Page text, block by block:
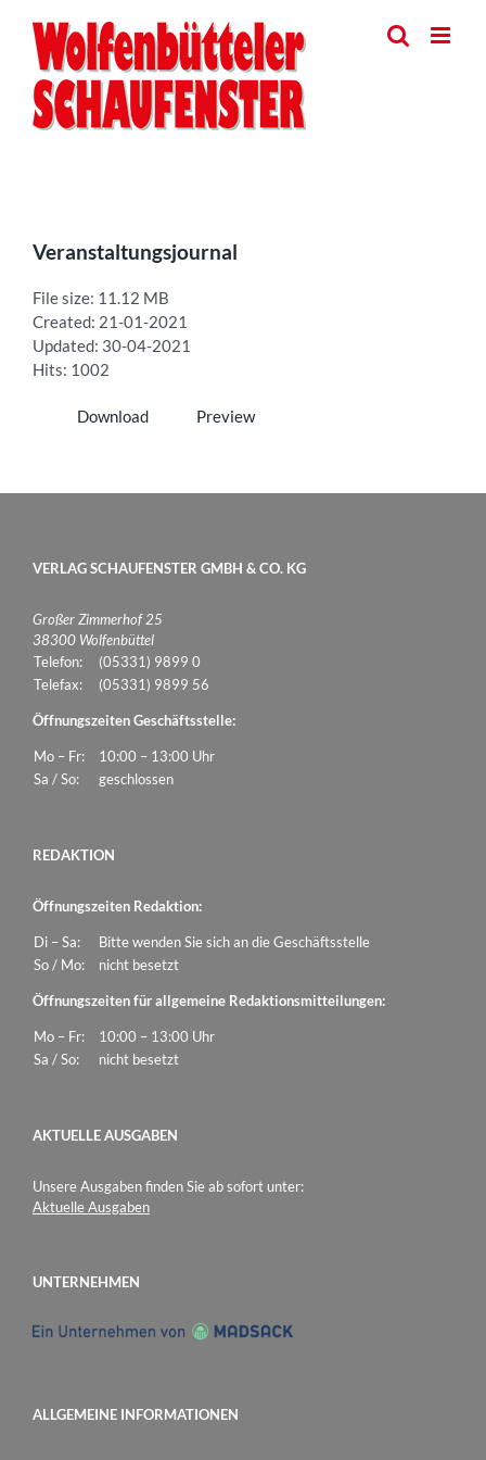
content
Veranstaltungsjournal
File size: 11.12 MB
Created: 21-01-2021
Updated: 30-04-2021
Hits: 1002
Download Preview
VERLAG SCHAUFENSTER GMBH & CO. KG
Großer Zimmerhof 25
38300 Wolfenbüttel
Telefon:
(05331) 9899 0
Telefax:
(05331) 9899 56
Öffnungszeiten Geschäftsstelle:
Mo – Fr:
10:00 – 13:00 Uhr
Sa / So:
geschlossen
REDAKTION
Öffnungszeiten Redaktion:
Di – Sa:
Bitte wenden Sie sich an die Geschäftsstelle
So / Mo:
nicht besetzt
Öffnungszeiten für allgemeine Redaktionsmitteilungen:
Mo – Fr:
10:00 – 13:00 Uhr
Sa / So:
nicht besetzt
AKTUELLE AUSGABEN
Unsere Ausgaben finden Sie ab sofort unter:
Aktuelle Ausgaben
UNTERNEHMEN
ALLGEMEINE INFORMATIONEN